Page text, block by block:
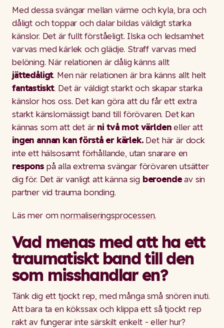
Med dessa svängar mellan värme och kyla, bra och
dåligt och toppar och dalar bildas väldigt starka
känslor. Det är fullt förståeligt. Ilska och ledsamhet
varvas med kärlek och glädje. Straff varvas med
belöning. När relationen är dålig känns allt
jättedåligt. Men när relationen är bra känns allt helt
fantastiskt. Det är väldigt starkt och skapar starka
känslor hos oss. Det kan göra att du får ett extra
starkt känslomässigt band till förövaren. Det kan
kännas som att det är ni två mot världeneller att
ingen annan kan förstå er kärlek.Det här är dock
inte ett hälsosamt förhållande, utan snarare en
respons på alla extrema svängar förövaren utsätter
dig för. Det är vanligt att känna sig beroendeav sin
partner vid trauma bonding.
Läs mer omnormaliseringsprocessen.
Vad menas med att ha ett
traumatiskt band till den
som misshandlar en?
Tänk dig ett tjockt rep, med många små snören inuti.
Att bara ta en kökssax och klippa ett så tjockt rep
rakt av fungerar inte särskilt enkelt - eller hur?